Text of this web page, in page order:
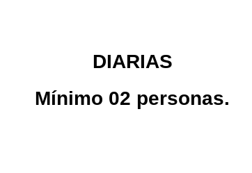
DIARIAS
Mínimo 02 personas.